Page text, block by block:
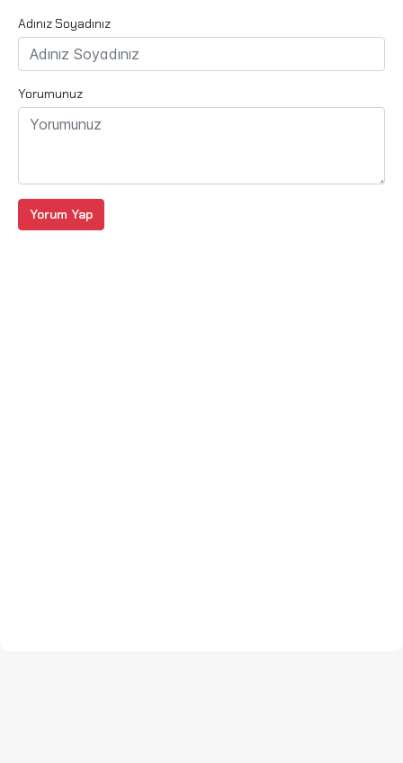
Adınız Soyadınız
Yorumunuz
Yorum Yap